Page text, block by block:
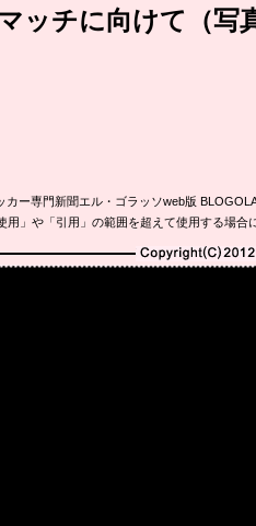
ッチに向けて（写
カー専門新聞エル・ゴラッソweb版
用」や「引用」の範囲を超えて使用する場
Copyright(C)2010-